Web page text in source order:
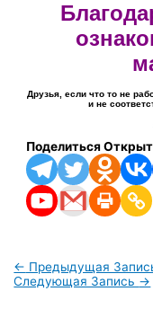
Друзья, если что то не
и не
Поделиться
← Предыдущая
Следующая Запись →